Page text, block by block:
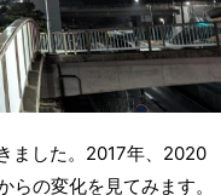
ました。2017年、2020
の変化を見てみます。